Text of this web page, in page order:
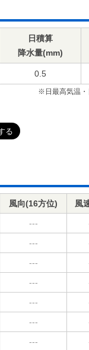
日積算
降水量(mm)
0.5
※日最高気温・
風向(16方位) 風
---
---
---
---
---
---
---